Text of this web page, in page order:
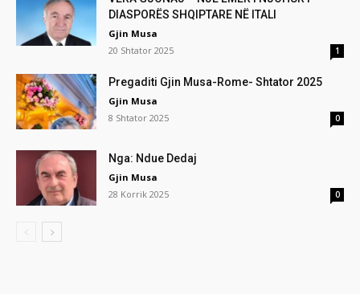
DIASPORËS SHQIPTARE NË ITALI
Gjin Musa
20 Shtator 2025
1
Pregaditi Gjin Musa-Rome- Shtator 2025
Gjin Musa
8 Shtator 2025
0
Nga: Ndue Dedaj
Gjin Musa
28 Korrik 2025
0